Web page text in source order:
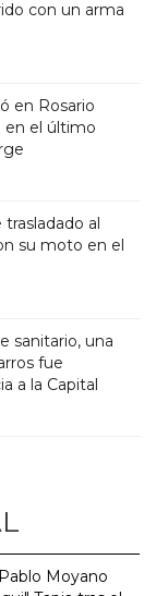
con un arma
en Rosario
en el último
al
su moto en el
sanitario, una
fue
a la Capital
Moyano